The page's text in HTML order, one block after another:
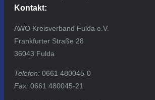
Kontakt:
AWO Kreisverband Fulda e.V.
Frankfurter Straße 28
36043 Fulda
Telefon: 0661 480045-0
Fax: 0661 480045-21